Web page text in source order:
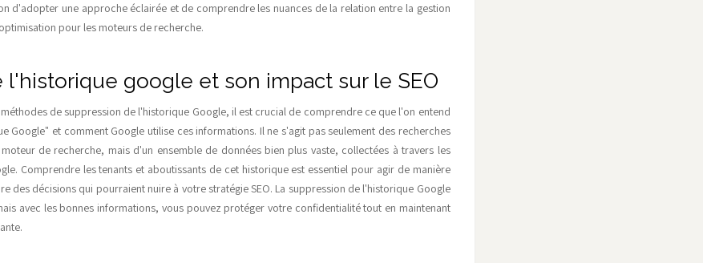
d'adopter une approche éclairée et de comprendre les nuances de la relation entre la gestion
pour les moteurs de recherche.
l'historique google et son impact sur le SEO
de suppression de l'historique Google, il est crucial de comprendre ce que l'on entend
Google" et comment Google utilise ces informations. Il ne s'agit pas seulement des recherches
de recherche, mais d'un ensemble de données bien plus vaste, collectées à travers les
Comprendre les tenants et aboutissants de cet historique est essentiel pour agir de manière
des décisions qui pourraient nuire à votre stratégie SEO. La suppression de l'historique Google
avec les bonnes informations, vous pouvez protéger votre confidentialité tout en maintenant